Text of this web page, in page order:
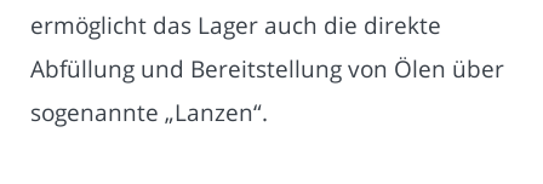
ermöglicht das Lager auch die direkte
Abfüllung und Bereitstellung von Ölen über
sogenannte „Lanzen“.